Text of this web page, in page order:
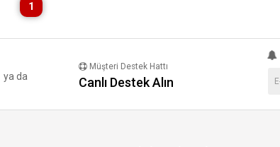
1
ya da
Müşteri Destek Hattı
Canlı Destek Alın